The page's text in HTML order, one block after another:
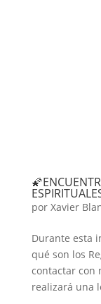
por Xavier
Durante esta
qué son los
contactar con
realizará una